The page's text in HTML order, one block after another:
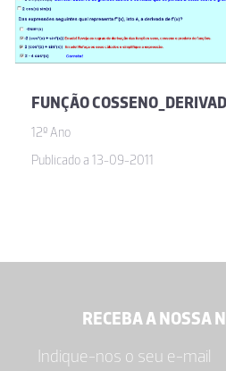
FUNÇÃO
12º Ano
Publicado a 13-09-2011
RECEBA A NOSSA